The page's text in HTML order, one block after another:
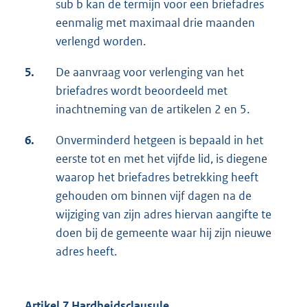
sub b kan de termijn voor een briefadres
eenmalig met maximaal drie maanden
verlengd worden.
5.
De aanvraag voor verlenging van het
briefadres wordt beoordeeld met
inachtneming van de artikelen 2 en 5.
6.
Onverminderd hetgeen is bepaald in het
eerste tot en met het vijfde lid, is diegene
waarop het briefadres betrekking heeft
gehouden om binnen vijf dagen na de
wijziging van zijn adres hiervan aangifte te
doen bij de gemeente waar hij zijn nieuwe
adres heeft.